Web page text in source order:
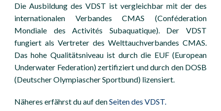
Die Ausbildung des VDST ist vergleichbar mit der des
internationalen Verbandes CMAS (Conféderation
Mondiale des Activités Subaquatique). Der VDST
fungiert als Vertreter des Welttauchverbandes CMAS.
Das hohe Qualitätsniveau ist durch die EUF (European
Underwater Federation) zertifiziert und durch den DOSB
(Deutscher Olympiascher Sportbund) lizensiert.
Näheres erfährst du auf denSeiten des VDST.